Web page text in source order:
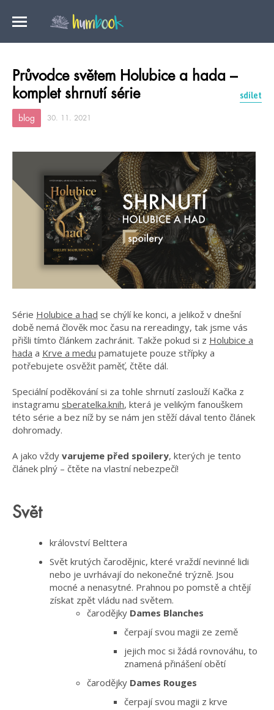
Průvodce světem Holubice a hada –
komplet shrnutí série
sdílet
blog 30. 11. 2021
Série Holubice a had se chýlí ke konci, a jelikož v dnešní
době nemá člověk moc času na rereadingy, tak jsme vás
přišli tímto článkem zachránit. Takže pokud si z Holubice a
hada a Krve a medu pamatujete pouze střípky a
potřebujete osvěžit paměť, čtěte dál.
Speciální poděkování si za tohle shrnutí zaslouží Kačka z
instagramu sberatelka.knih, která je velikým fanouškem
této série a bez níž by se nám jen stěží dával tento článek
dohromady.
A jako vždy varujeme před spoilery, kterých je tento
článek plný – čtěte na vlastní nebezpečí!
Svět
království Belttera
Svět krutých čarodějnic, které vraždí nevinné lidi
nebo je uvrhávají do nekonečné trýzně. Jsou
mocné a nenasytné. Prahnou po pomstě a chtějí
získat zpět vládu nad světem.
čarodějky Dames Blanches
čerpají svou magii ze země
jejich moc si žádá rovnováhu, to
znamená přinášení obětí
čarodějky Dames Rouges
čerpají svou magii z krve